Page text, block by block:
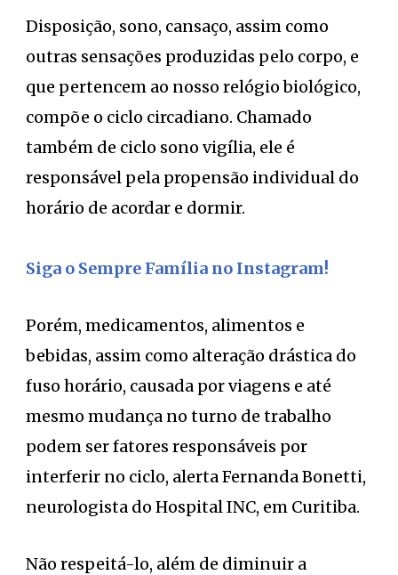
Disposição, sono, cansaço, assim como
outras sensações produzidas pelo corpo, e
que pertencem ao nosso relógio biológico,
compõe o ciclo circadiano. Chamado
também de ciclo sono vigília, ele é
responsável pela propensão individual do
horário de acordar e dormir.
Siga o Sempre Família no Instagram!
Porém, medicamentos, alimentos e
bebidas, assim como alteração drástica do
fuso horário, causada por viagens e até
mesmo mudança no turno de trabalho
podem ser fatores responsáveis por
interferir no ciclo, alerta Fernanda Bonetti,
neurologista do Hospital INC, em Curitiba.
Não respeitá-lo, além de diminuir a